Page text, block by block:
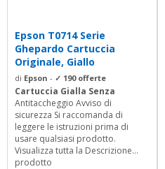
Epson T0714 Serie
Ghepardo Cartuccia
Originale, Giallo
di Epson - ✓ 190 offerte
Cartuccia Gialla Senza
Antitaccheggio Avviso di
sicurezza Si raccomanda di
leggere le istruzioni prima di
usare qualsiasi prodotto.
Visualizza tutta la Descrizione
prodotto